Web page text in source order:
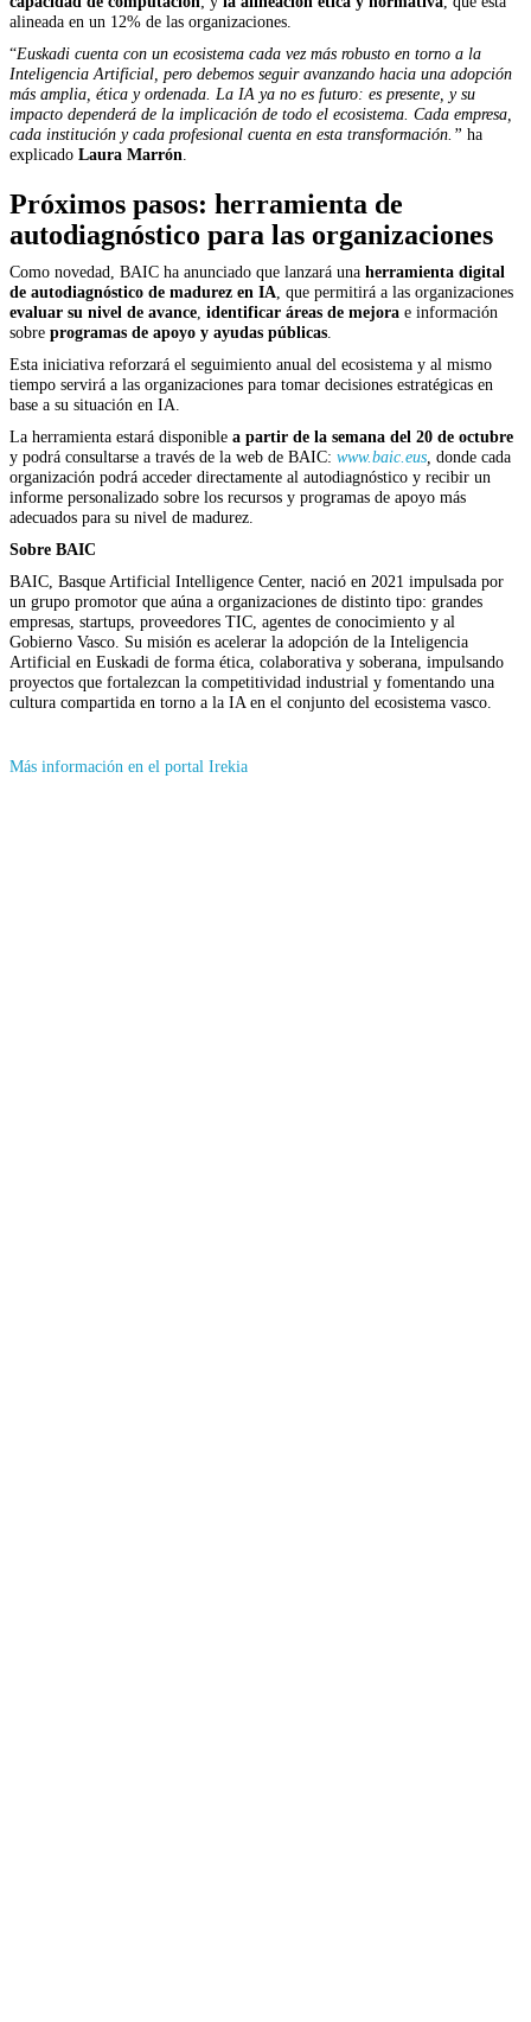
alineada en un 12% de las organizaciones.
“Euskadi cuenta con un ecosistema cada vez más robusto en torno a la
Inteligencia Artificial, pero debemos seguir avanzando hacia una adopción
más amplia, ética y ordenada. La IA ya no es futuro: es presente, y su
impacto dependerá de la implicación de todo el ecosistema. Cada empresa,
cada institución y cada profesional cuenta en esta transformación.” ha
explicado Laura Marrón.
Próximos pasos: herramienta de
autodiagnóstico para las organizaciones
Como novedad, BAIC ha anunciado que lanzará una herramienta digital
de autodiagnóstico de madurez en IA, que permitirá a las organizaciones
evaluar su nivel de avance, identificar áreas de mejora e información
sobre programas de apoyo y ayudas públicas.
Esta iniciativa reforzará el seguimiento anual del ecosistema y al mismo
tiempo servirá a las organizaciones para tomar decisiones estratégicas en
base a su situación en IA.
La herramienta estará disponible a partir de la semana del 20 de octubre
y podrá consultarse a través de la web de BAIC: www.baic.eus, donde cada
organización podrá acceder directamente al autodiagnóstico y recibir un
informe personalizado sobre los recursos y programas de apoyo más
adecuados para su nivel de madurez.
Sobre BAIC
BAIC, Basque Artificial Intelligence Center, nació en 2021 impulsada por
un grupo promotor que aúna a organizaciones de distinto tipo: grandes
empresas, startups, proveedores TIC, agentes de conocimiento y al
Gobierno Vasco. Su misión es acelerar la adopción de la Inteligencia
Artificial en Euskadi de forma ética, colaborativa y soberana, impulsando
proyectos que fortalezcan la competitividad industrial y fomentando una
cultura compartida en torno a la IA en el conjunto del ecosistema vasco.
Más información en el portal Irekia(Se